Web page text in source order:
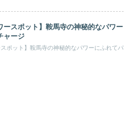
ースポット】鞍馬寺の神秘的なパワー
ャージ
スポット】鞍馬寺の神秘的なパワーにふれてパ